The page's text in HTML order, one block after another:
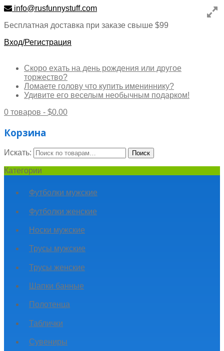
info@rusfunnystuff.com
Бесплатная доставка при заказе свыше $99
Вход/Регистрация
Скоро ехать на день рождения или другое
торжество?
Ломаете голову что купить имениннику?
Удивите его веселым необычным подарком!
0 товаров - $0.00
Корзина
Искать: Поиск
Категории
Футболки мужские
Футболки женские
Носки мужские
Трусы мужские
Трусы женские
Шапки банные
Полотенца
Таблички
Сувениры